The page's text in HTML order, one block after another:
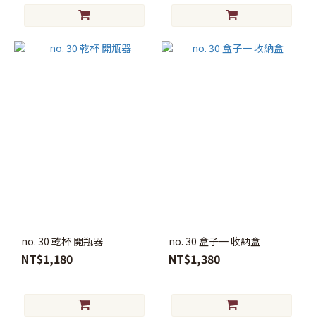
no. 30 乾杯 開瓶器
NT$1,180
no. 30 盒子一 收納盒
NT$1,380